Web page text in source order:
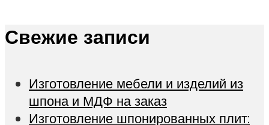
Свежие записи
Изготовление мебели и изделий из
шпона и МДФ на заказ
Изготовление шпонированных плит: